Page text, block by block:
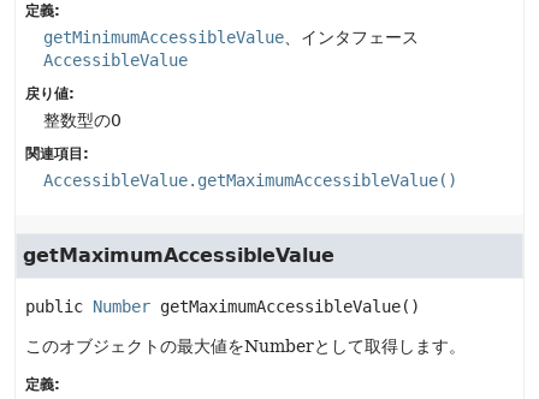
定義:
getMinimumAccessibleValue 、インタフェース
AccessibleValue
戻り値:
整数型の0
関連項目:
AccessibleValue.getMaximumAccessibleValue()
getMaximumAccessibleValue
public Number getMaximumAccessibleValue()
このオブジェクトの最大値をNumberとして取得します。
定義: